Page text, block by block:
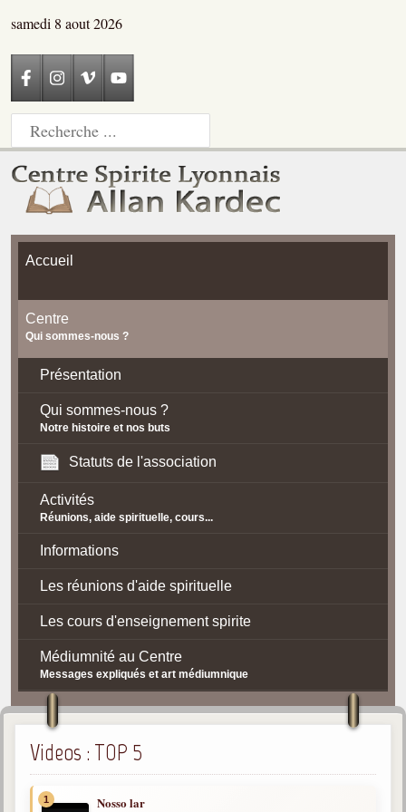
samedi 8 aout 2026
Accueil
Centre
Qui sommes-nous ?
Présentation
Qui sommes-nous ?
Notre histoire et nos buts
Statuts de l'association
Activités
Réunions, aide spirituelle, cours...
Informations
Les réunions d'aide spirituelle
Les cours d'enseignement spirite
Médiumnité au Centre
Messages expliqués et art médiumnique
Contact / Accès
Plan d'accès
Spiritisme
La doctrine Spirite
Videos : TOP 5
1 Nosso lar